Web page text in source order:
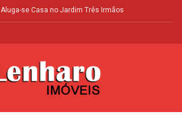
Aluga-se Casa no Jardim Três Irmãos